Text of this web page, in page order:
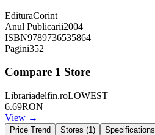
EdituraCorint
Anul Publicarii2004
ISBN9789736535864
Pagini352
Compare 1 Store
Librariadelfin.roLOWEST
6.69RON
View →
Price Trend Stores (1 ) Specifications